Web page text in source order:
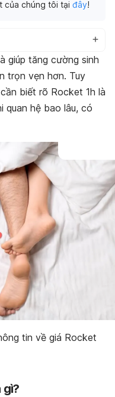
của chúng tôi tại đây!
giúp tăng cường sinh
trọn vẹn hơn. Tuy
biết rõ Rocket 1h là
quan hệ bao lâu, có
tin về giá Rocket
gì?